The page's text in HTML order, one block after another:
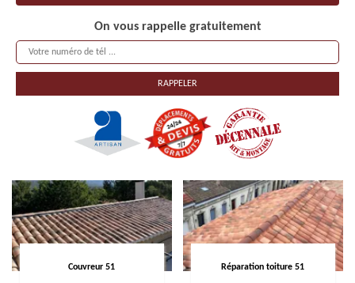
On vous rappelle gratuitement
Couvreur 51 Réparation toiture 51